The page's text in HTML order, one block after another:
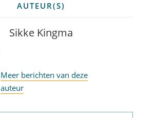
AUTEUR(S)
Sikke Kingma
Meer berichten van deze
auteur